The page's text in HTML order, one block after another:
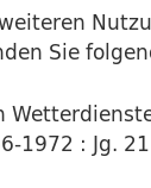
Sie
: Jg.